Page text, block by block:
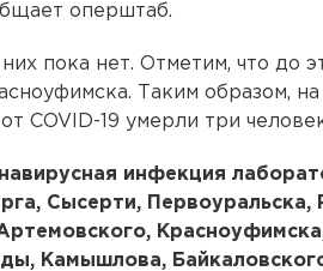
оперштаб.
пока нет. Отметим, что до
Таким образом,
COVID-19 умерли три
инфекция
Сысерти, Первоуральска,
Камышлова,